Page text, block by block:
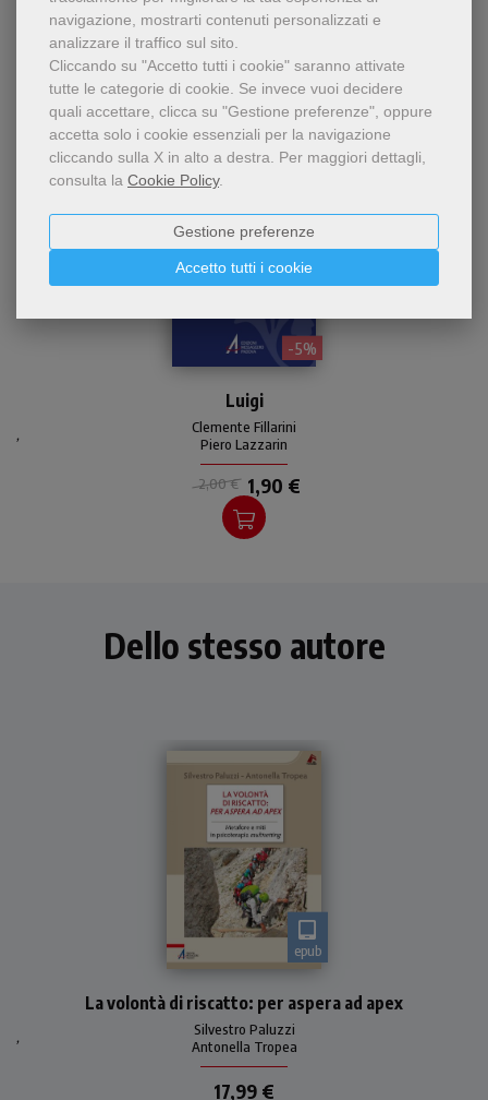
navigazione, mostrarti contenuti personalizzati e
analizzare il traffico sul sito.
Cliccando su "Accetto tutti i cookie" saranno attivate
tutte le categorie di cookie. Se invece vuoi decidere
quali accettare, clicca su "Gestione preferenze", oppure
accetta solo i cookie essenziali per la navigazione
cliccando sulla X in alto a destra. Per maggiori dettagli,
consulta la Cookie Policy.
Accetto tutti i cookie
Gestione preferenze
ha visto anche...
- 5%
del nome, i patroni più noti
e importanti con quel nome,
i personaggi celebri/illustri e
una loro sintesi biografica,
una preghiera al santo e,
infine, l'immagine del santo
staccabile come segnalibro.
Clemente Fillarini
,
Piero Lazzarin
Luigi
2,00 € 1,90 €
Dello stesso autore
epub
‘ferite’ della propria storia,
alle situazioni della vita
ingiuste e immeritate e
come trionfare su di
Silvestro Paluzzi
,
Antonella Tropea
La volontà di riscatto: per aspera ad apex
17,99 €